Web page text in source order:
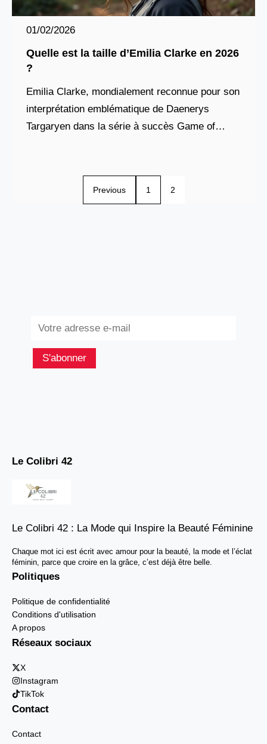
01/02/2026
Quelle est la taille d’Emilia Clarke en 2026
?
Emilia Clarke, mondialement reconnue pour son
interprétation emblématique de Daenerys
Targaryen dans la série à succès Game of
Previous 1 2
S'abonner
Le Colibri 42
Le Colibri 42 : La Mode qui Inspire la Beauté Féminine
Chaque mot ici est écrit avec amour pour la beauté, la mode et l’éclat
féminin, parce que croire en la grâce, c’est déjà être belle.
Politiques
Politique de confidentialité
Conditions d'utilisation
A propos
Réseaux sociaux
X
Instagram
TikTok
Contact
Contact